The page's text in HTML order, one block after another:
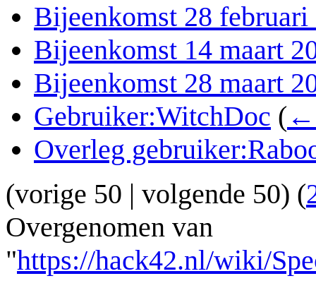
Bijeenkomst 28 februari
Bijeenkomst 14 maart
Bijeenkomst 28 maart
Gebruiker:WitchDoc ( ←
Overleg
(vorige 50 | volgende 50) (
Overgenomen van
"https://hack42.nl/wiki/